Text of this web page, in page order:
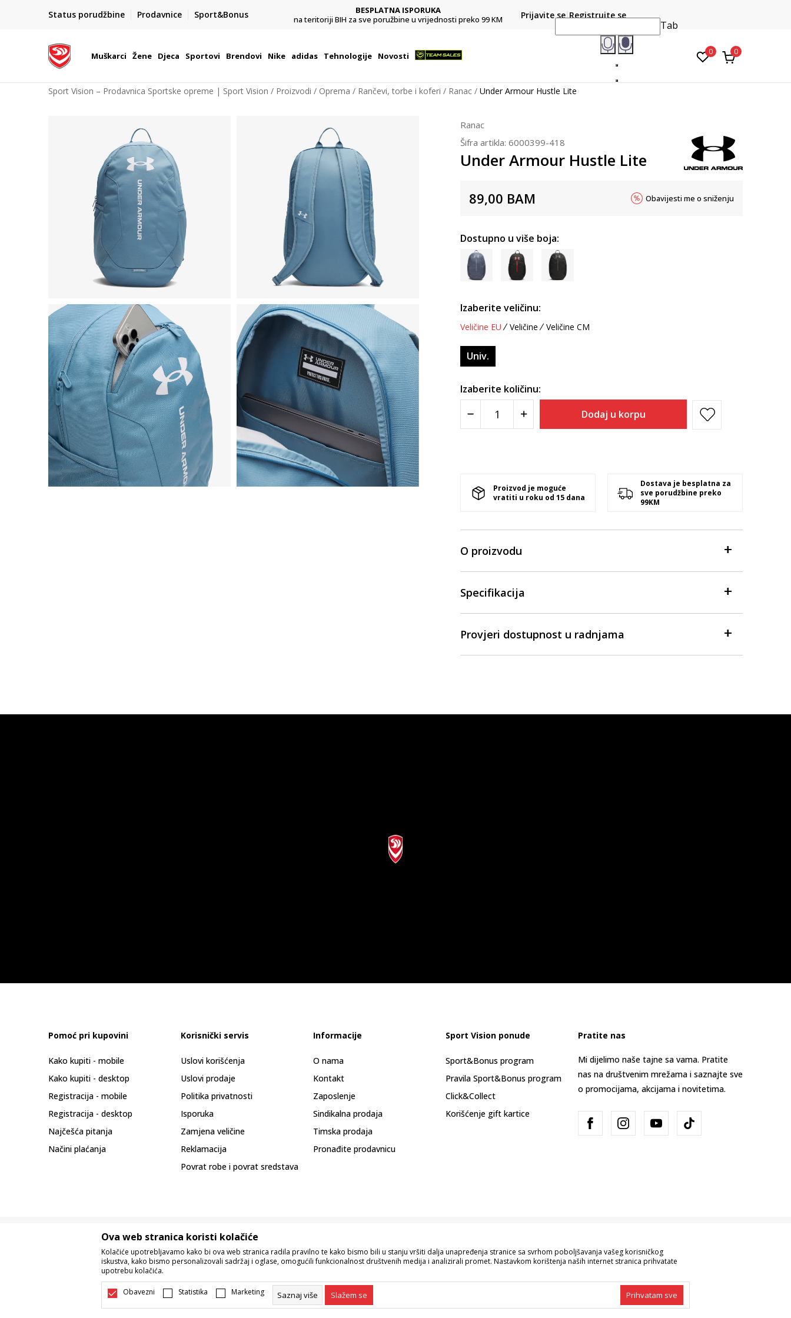
Status porudžbine Prodavnice Sport&Bonus
POZOVITE NAS NA : 055/490-400
Pon-Pet od 9h - 16h
BESPLATNA ISPORUKA
na teritoriji BIH za sve poružbine u vrijednosti preko 99 KM
Platite karticom online i preuzmite u prodavnici po vašem
Prijavite se Registrujte se
Muškarci Žene Djeca Sportovi Brendovi Nike adidas Tehnologije Novosti
Tab
0 0
Sport Vision – Prodavnica Sportske opreme | Sport Vision Proizvodi Oprema Rančevi, torbe i koferi Ranac Under Armour Hustle Lite
Ranac
Šifra artikla: 6000399-418
Under Armour Hustle Lite
89,00 BAM Obavijesti me o sniženju
Dostupno u više boja:
Izaberite veličinu:
Veličine EU Veličine Veličine CM
Univ.
Izaberite količinu:
Dodaj u korpu
Proizvod je moguće
vratiti u roku od 15 dana
Dostava je besplatna za
sve porudžbine preko
99KM
O proizvodu
Specifikacija
Provjeri dostupnost u radnjama
Pomoć pri kupovini
Kako kupiti - mobile
Kako kupiti - desktop
Registracija - mobile
Registracija - desktop
Najčešća pitanja
Načini plaćanja
Korisnički servis
Uslovi korišćenja
Uslovi prodaje
Politika privatnosti
Isporuka
Zamjena veličine
Reklamacija
Povrat robe i povrat sredstava
Informacije
O nama
Kontakt
Zaposlenje
Sindikalna prodaja
Timska prodaja
Pronađite prodavnicu
Sport Vision ponude
Sport&Bonus program
Pravila Sport&Bonus program
Click&Collect
Korišćenje gift kartice
Pratite nas
Mi dijelimo naše tajne sa vama. Pratite
nas na društvenim mrežama i saznajte sve
o promocijama, akcijama i novitetima.
Nastojimo da budemo što precizniji u opisu proizvoda, prikazu slika i samih cijena, ali ne možemo garantovati da su sve informacije kompletne i bez grešaka.
Svi artikli prikazani na sajtu su dio naše ponude i ne podrazumijeva da su dostupni u svakom trenutku. Raspoloživost robe možete provjeriti pozivom na broj
©2026www.sportvision.ba, IzradaNB SOFT. Sva prava zadržana.
Ova web stranica koristi kolačiće
Kolačiće upotrebljavamo kako bi ova web stranica radila pravilno te kako bismo bili u stanju vršiti dalja unapređenja stranice sa svrhom poboljšavanja vašeg korisničkog
iskustva, kako bismo personalizovali sadržaj i oglase, omogućili funkcionalnost društvenih medija i analizirali promet. Nastavkom korištenja naših internet stranica prihvatate
upotrebu kolačića.
Obavezni Statistika Marketing Saznaj više Slažem se Prihvatam sve